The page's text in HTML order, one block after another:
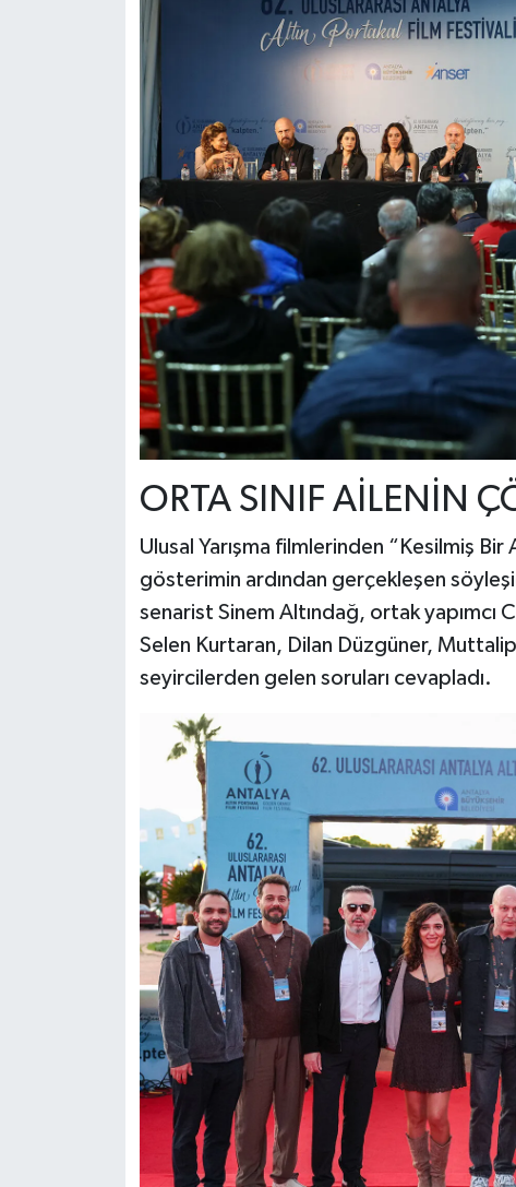
ORTA SINIF AİLENİN
Ulusal Yarışma filmlerinden “Kesilmiş
gösterimin ardından gerçekleşen
senarist Sinem Altındağ, ortak yapımcı
Selen Kurtaran, Dilan Düzgüner,
seyircilerden gelen soruları cevapladı.